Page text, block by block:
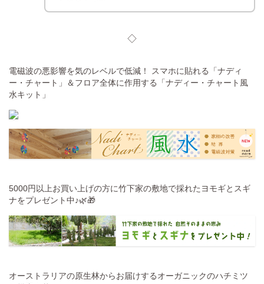
◇
電磁波の悪影響を気のレベルで低減！ スマホに貼れる「ナディ
ー・チャート」＆フロア全体に作用する「ナディー・チャート風
水キット」
5000円以上お買い上げの方に竹下家の敷地で採れたヨモギとスギ
ナをプレゼント中♪🌿🎁
オーストラリアの原生林からお届けするオーガニックのハチミツ